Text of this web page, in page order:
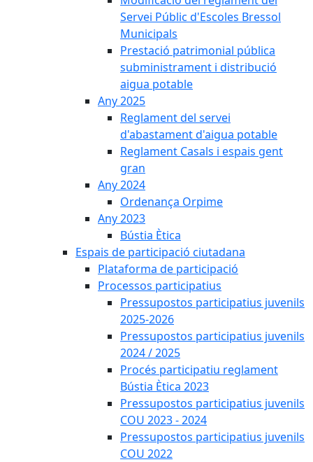
Servei Públic d'Escoles Bressol
Municipals
Prestació patrimonial pública
subministrament i distribució
aigua potable
Any 2025
Reglament del servei
d'abastament d'aigua potable
Reglament Casals i espais gent
gran
Any 2024
Ordenança Orpime
Any 2023
Bústia Ètica
Espais de participació ciutadana
Plataforma de participació
Processos participatius
Pressupostos participatius juvenils
2025-2026
Pressupostos participatius juvenils
2024 / 2025
Procés participatiu reglament
Bústia Ètica 2023
Pressupostos participatius juvenils
COU 2023 - 2024
Pressupostos participatius juvenils
COU 2022